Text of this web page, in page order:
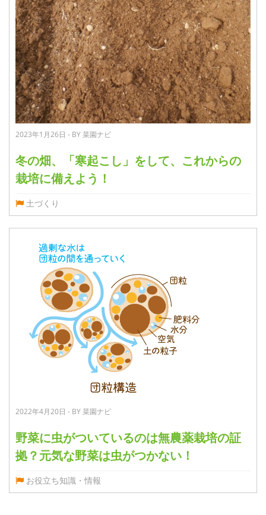
2023年1月26日 - BY 菜園ナビ
冬の畑、「寒起こし」をして、これからの
栽培に備えよう！
土づくり
2022年4月20日 - BY 菜園ナビ
野菜に虫がついているのは無農薬栽培の証
拠？元気な野菜は虫がつかない！
お役立ち知識・情報